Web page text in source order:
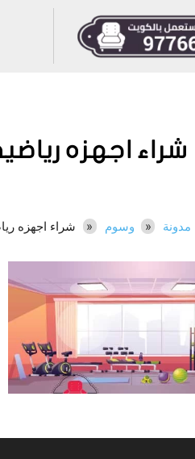
شراء اجهزه
مدونة وسوم شراء اجهزه